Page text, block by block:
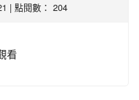
| 點閱數： 204
看